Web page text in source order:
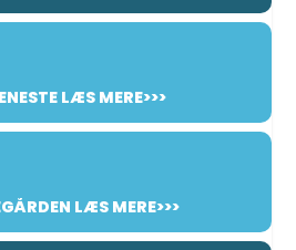
LÆS MERE>>>
LÆS MERE>>>